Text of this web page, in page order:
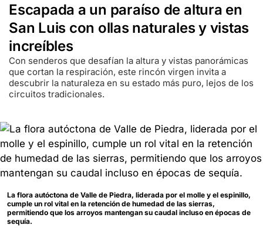
Escapada a un paraíso de altura en
San Luis con ollas naturales y vistas
increíbles
Con senderos que desafían la altura y vistas panorámicas
que cortan la respiración, este rincón virgen invita a
descubrir la naturaleza en su estado más puro, lejos de los
circuitos tradicionales.
La flora autóctona de Valle de Piedra, liderada por el molle y el espinillo,
cumple un rol vital en la retención de humedad de las sierras,
permitiendo que los arroyos mantengan su caudal incluso en épocas de
sequía.